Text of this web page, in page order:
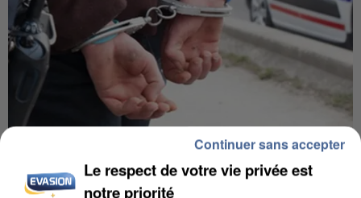
L’UN DES FONDATEURS SUPPOSÉS DE LA DZ
MAFIA INTERPELLÉ EN ALGÉRIE
Le respect de votre vie privée est
notre priorité
Continuer sans accepter